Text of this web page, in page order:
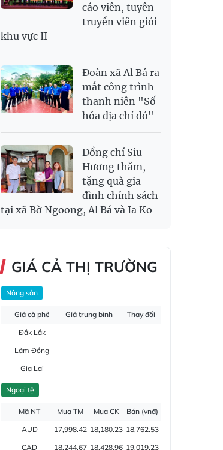
cáo viên, tuyên
truyền viên giỏi
khu vực II
Đoàn xã Al Bá ra
mắt công trình
thanh niên "Số
hóa địa chỉ đỏ"
Đồng chí Siu
Hương thăm,
tặng quà gia
đình chính sách
tại xã Bờ Ngoong, Al Bá và Ia Ko
GIÁ CẢ THỊ TRƯỜNG
Nông sản
Giá cà phê Giá trung bình
Thay đổi
Đắk Lắk
Lâm Đồng
Gia Lai
Đắk Nông
Ngoại tệ
Mã NT Mua TM Mua CK
Bán (vnđ)
AUD
17,998.42 18,180.23 18,762.53
CAD
18,244.67 18,428.96 19,019.23